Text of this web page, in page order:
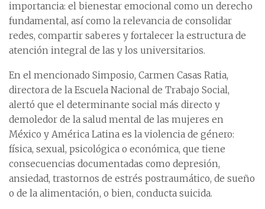
importancia: el bienestar emocional como un derecho
fundamental, así como la relevancia de consolidar
redes, compartir saberes y fortalecer la estructura de
atención integral de las y los universitarios.
En el mencionado Simposio, Carmen Casas Ratia,
directora de la Escuela Nacional de Trabajo Social,
alertó que el determinante social más directo y
demoledor de la salud mental de las mujeres en
México y América Latina es la violencia de género:
física, sexual, psicológica o económica, que tiene
consecuencias documentadas como depresión,
ansiedad, trastornos de estrés postraumático, de sueño
o de la alimentación, o bien, conducta suicida.